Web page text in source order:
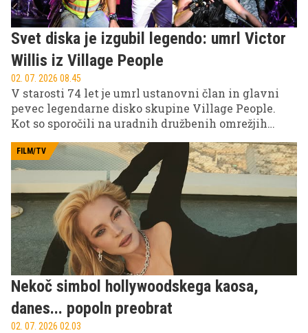
Svet diska je izgubil legendo: umrl Victor
Willis iz Village People
02. 07. 2026 08.45
V starosti 74 let je umrl ustanovni član in glavni
pevec legendarne disko skupine Village People.
Kot so sporočili na uradnih družbenih omrežjih
skupine, je glasbenik umrl po kratki, a agresivni
bolezni, njegova družina pa je javnost prosila za
spoštovanje zasebnosti v času žalovanja.
FILM/TV
Nekoč simbol hollywoodskega kaosa,
danes... popoln preobrat
02. 07. 2026 02.03